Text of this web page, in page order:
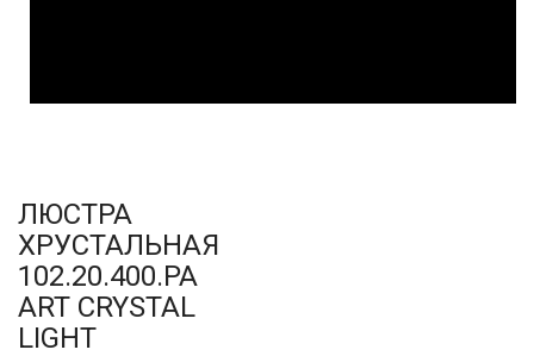
ЛЮСТРА
ХРУСТАЛЬНАЯ
102.20.400.PA
ART CRYSTAL
LIGHT